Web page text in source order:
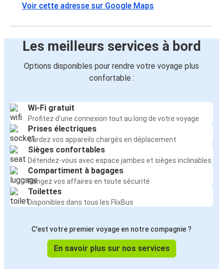
Voir cette adresse sur Google Maps
Les meilleurs services à bord
Options disponibles pour rendre votre voyage plus
confortable :
Wi-Fi gratuit
Profitez d'une connexion tout au long de votre voyage
Prises électriques
Gardez vos appareils chargés en déplacement
Sièges confortables
Détendez-vous avec espace jambes et sièges inclinables
Compartiment à bagages
Rangez vos affaires en toute sécurité
Toilettes
Disponibles dans tous les FlixBus
C'est votre premier voyage en notre compagnie ?
En savoir plus sur nos services